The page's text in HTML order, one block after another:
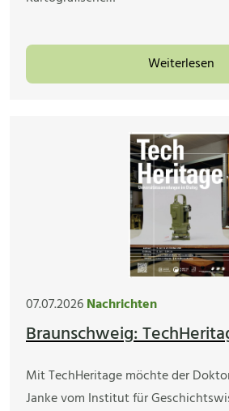
Weiterlesen
07.07.2026Nachrichten
Braunschweig:
Mit TechHeritage möchte der
Janke vom Institut für